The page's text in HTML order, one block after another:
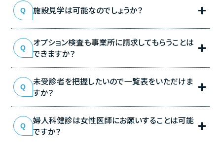
施設見学は可能なのでしょうか？
オプション検査も事業所に請求してもらうことは
できますか？
未受診者を把握したいので一覧表をいただけま
すか？
婦人科健診は女性医師にお願いすることは可能
ですか？